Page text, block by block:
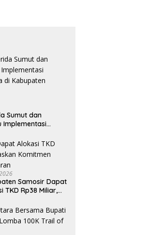
Sumut dan
Implementasi
Samosir Dapat
TKD Rp38 Miliar,
Pengelolaan
Sasaran